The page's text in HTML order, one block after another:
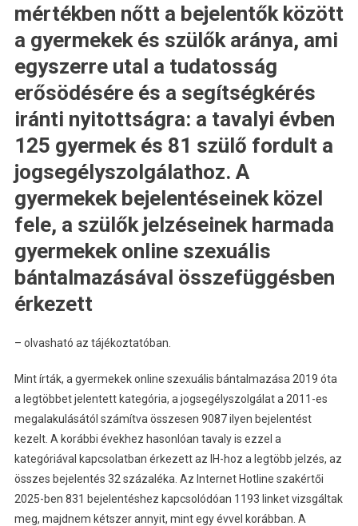
mértékben nőtt a bejelentők között
a gyermekek és szülők aránya, ami
egyszerre utal a tudatosság
erősödésére és a segítségkérés
iránti nyitottságra: a tavalyi évben
125 gyermek és 81 szülő fordult a
jogsegélyszolgálathoz. A
gyermekek bejelentéseinek közel
fele, a szülők jelzéseinek harmada
gyermekek online szexuális
bántalmazásával összefüggésben
érkezett
– olvasható az tájékoztatóban.
Mint írták, a gyermekek online szexuális bántalmazása 2019 óta
a legtöbbet jelentett kategória, a jogsegélyszolgálat a 2011-es
megalakulásától számítva összesen 9087 ilyen bejelentést
kezelt. A korábbi évekhez hasonlóan tavaly is ezzel a
kategóriával kapcsolatban érkezett az IH-hoz a legtöbb jelzés, az
összes bejelentés 32 százaléka. Az Internet Hotline szakértői
2025-ben 831 bejelentéshez kapcsolódóan 1193 linket vizsgáltak
meg, majdnem kétszer annyit, mint egy évvel korábban. A